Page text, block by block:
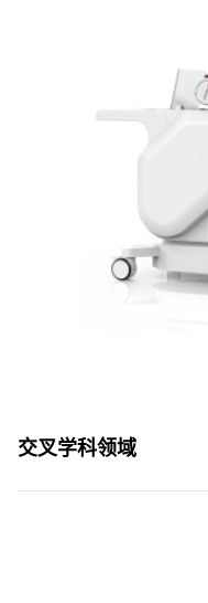
交叉学科领域